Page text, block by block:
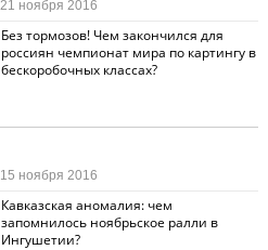
Без тормозов! Чем закончился для
россиян чемпионат мира по картингу в
бескоробочных классах?
21 ноября 2016
Кавказская аномалия: чем
запомнилось ноябрьское ралли в
Ингушетии?
15 ноября 2016